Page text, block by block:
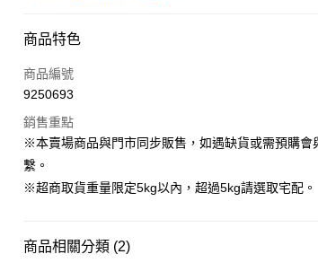
Apple Pay
街口支付
Google Pay
全家取貨付款
商品特色
商品編號
9250693
銷售重點
※本賣場商品與門市同步販售，如遇缺貨或需預購會
繫。
※超商取貨重量限定5kg以內，超過5kg請選取宅配。
商品相關分類 (2)